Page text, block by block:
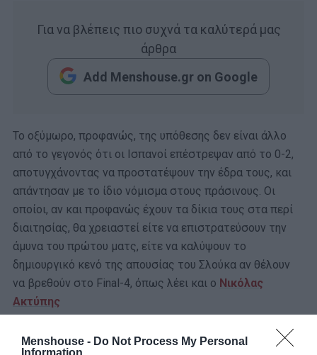
Menshouse - Do Not Process My Personal
Information
Για να βλέπεις πιο συχνά τα καλύτερά μας
άρθρα
Add Menshouse.gr on Google
Το οξύμωρο, προφανώς, της υπόθεσης δεν είναι άλλο
από το γεγονός ότι οι Ισπανοί επέστρεψαν από το 0-2,
αποτυγχάνοντας να προστατέψουν την έδρα τους, και
απάντησαν με το ίδιο νόμισμα στους πράσινους. Οι
οποίοι, αν και προφανώς έχουν τα δίκια τους στα περί
διαιτησίας, θα χρειαστεί είτε να επιστρατεύσουν την
άμυνα του πρώτου ματς, είτε να καλύψουν το
δημιουργικό κενό της απουσίας του Σλούκα αν θέλουν
να βρεθούν στο Final-4, όπως λέει και ο Νικόλας
Ακτύπης